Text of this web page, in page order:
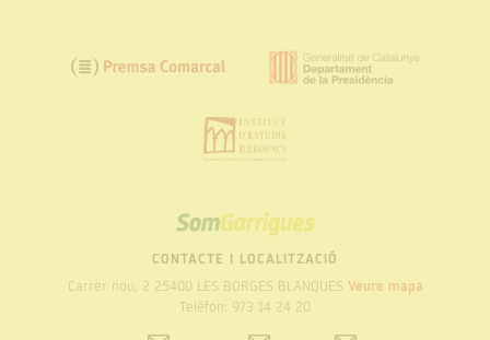
SOM
GARRIGUES
CONTACTE I LOCALITZACIÓ
Carrer nou, 2 25400 LES BORGES BLANQUES Veure mapa
Telèfon: 973 14 24 20